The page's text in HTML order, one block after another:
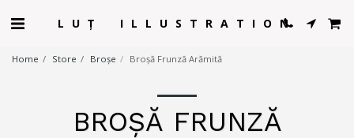
LUȚ ILLUSTRATION
Home Store Broșe Broșă Frunză Arămită
BROȘĂ FRUNZĂ